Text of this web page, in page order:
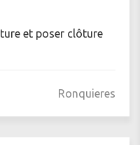
et poser clôture
Ronquieres